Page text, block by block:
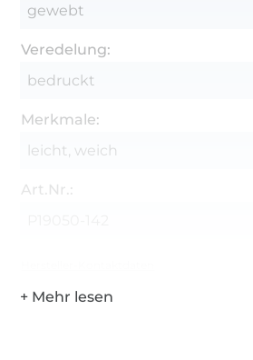
gewebt
Veredelung:
bedruckt
Merkmale:
leicht, weich
Art.Nr.: